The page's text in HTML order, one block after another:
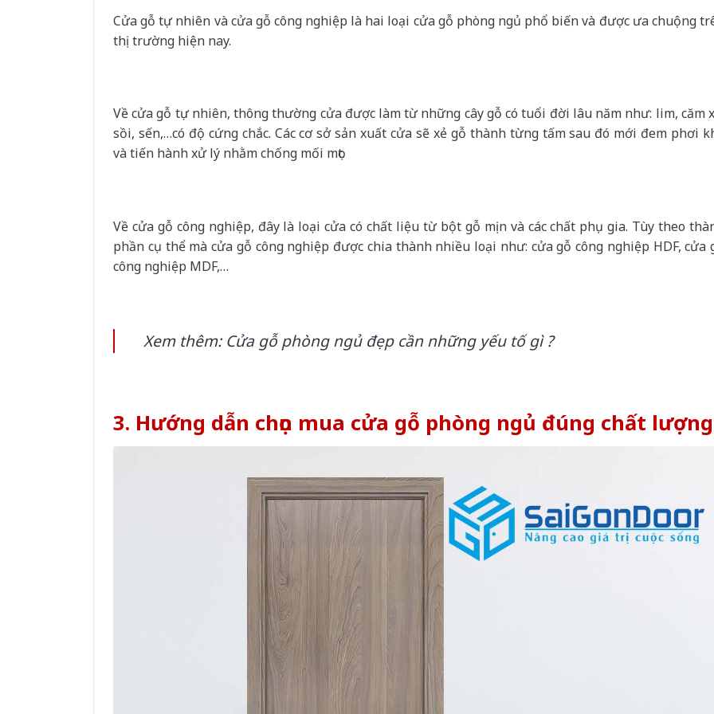
Cửa gỗ tự nhiên và cửa gỗ công nghiệp là hai loại cửa gỗ phòng ngủ phổ biến và được ưa chuộng
thị trường hiện nay.
Về cửa gỗ tự nhiên, thông thường cửa được làm từ những cây gỗ có tuổi đời lâu năm như: lim, căm
sồi, sến,…có độ cứng chắc. Các cơ sở sản xuất cửa sẽ xẻ gỗ thành từng tấm sau đó mới đem phơi
và tiến hành xử lý nhằm chống mối mọt.
Về cửa gỗ công nghiệp, đây là loại cửa có chất liệu từ bột gỗ mịn và các chất phụ gia. Tùy theo
phần cụ thể mà cửa gỗ công nghiệp được chia thành nhiều loại như: cửa gỗ công nghiệp HDF, cửa
công nghiệp MDF,…
Xem thêm: Cửa gỗ phòng ngủ đẹp cần những yếu tố gì ?
3. Hướng dẫn chọn mua cửa gỗ phòng ngủ đúng chất lượng